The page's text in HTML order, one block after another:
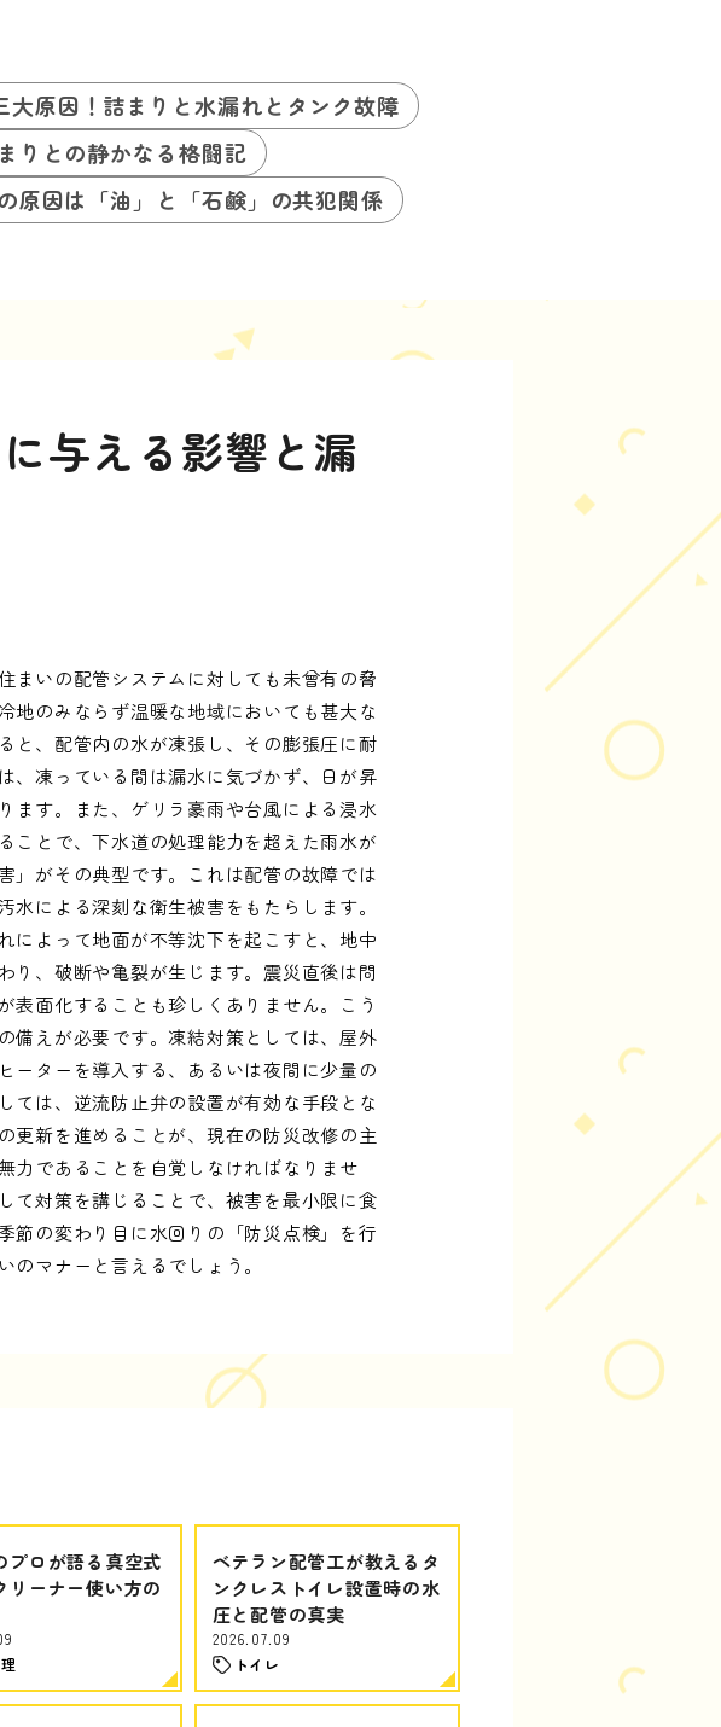
大原因！詰まりと水漏れとタンク故障
りとの静かなる格闘記
原因は「油」と「石鹸」の共犯関係
与える影響と漏
まいの配管システムに対しても未曾有の脅
地のみならず温暖な地域においても甚大な
と、配管内の水が凍張し、その膨張圧に耐
、凍っている間は漏水に気づかず、日が昇
ます。また、ゲリラ豪雨や台風による浸水
ことで、下水道の処理能力を超えた雨水が
」がその典型です。これは配管の故障では
による深刻な衛生被害をもたらします。
によって地面が不等沈下を起こすと、地中
り、破断や亀裂が生じます。震災直後は問
表面化することも珍しくありません。こう
備えが必要です。凍結対策としては、屋外
ーターを導入する、あるいは夜間に少量の
ては、逆流防止弁の設置が有効な手段とな
更新を進めることが、現在の防災改修の主
力であることを自覚しなければなりませ
て対策を講じることで、被害を最小限に食
節の変わり目に水回りの「防災点検」を行
マナーと言えるでしょう。
プロが語る真空式
リーナー使い方の
ベテラン配管工が教えるタ
ンクレストイレ設置時の水
圧と配管の真実
2026.07.09
トイレ